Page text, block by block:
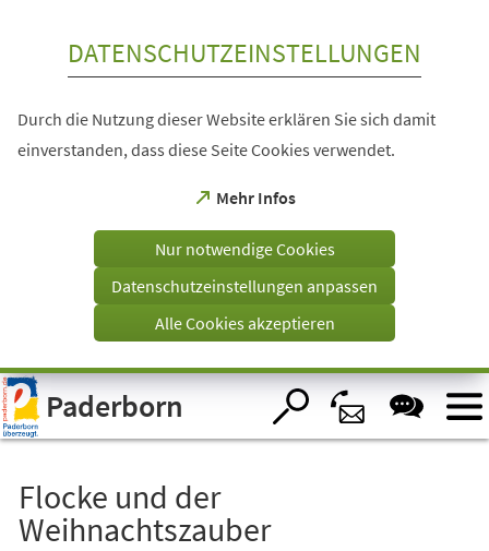
Visuelle
Assistenzsoftware
öffnen.
DATENSCHUTZEINSTELLUNGEN
Durch die Nutzung dieser Website erklären Sie sich damit
einverstanden, dass diese Seite Cookies verwendet.
Mehr Infos
(Öffnet
einem
Tab)
Nur notwendige Cookies
Datenschutzeinstellungen anpassen
Alle Cookies akzeptieren
Paderborn
Flocke und der
Weihnachtszauber